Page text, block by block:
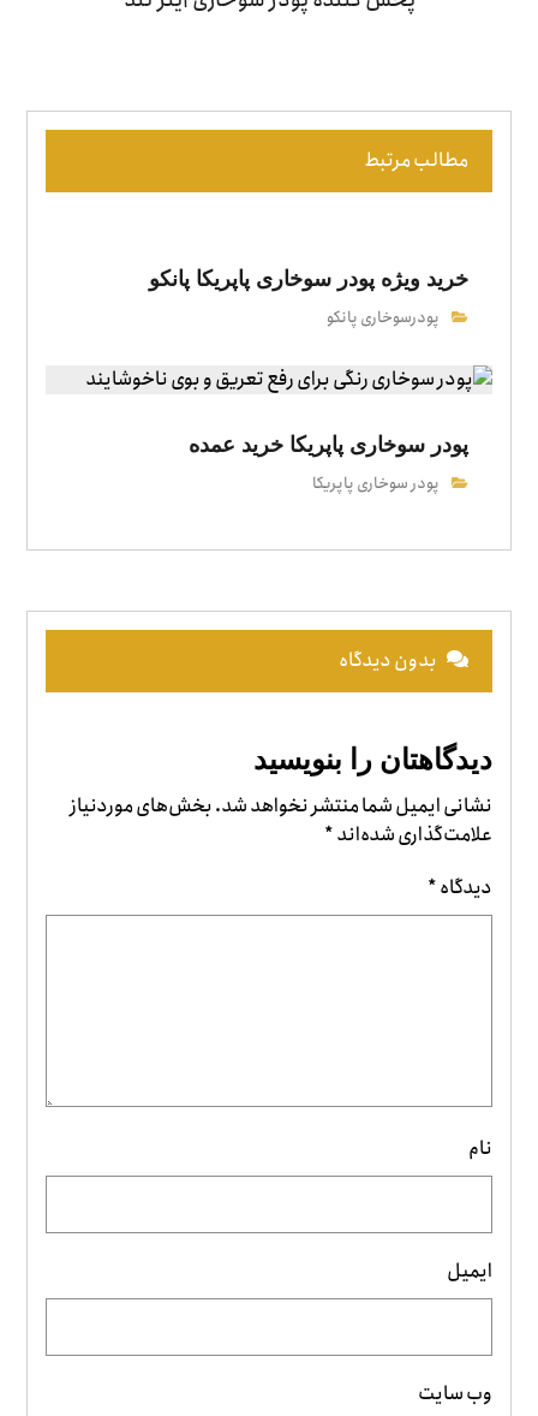
مطالب مرتبط
خرید ویژه پودر سوخاری پاپریکا پانکو
پودرسوخاری پانکو
پودر سوخاری پاپریکا خرید عمده
پودر سوخاری پاپریکا
بدون دیدگاه
دیدگاهتان را بنویسید
نشانی ایمیل شما منتشر نخواهد شد.بخش‌های موردنیاز
علامت‌گذاری شده‌اند*
دیدگاه*
نام
ایمیل
وب‌ سایت